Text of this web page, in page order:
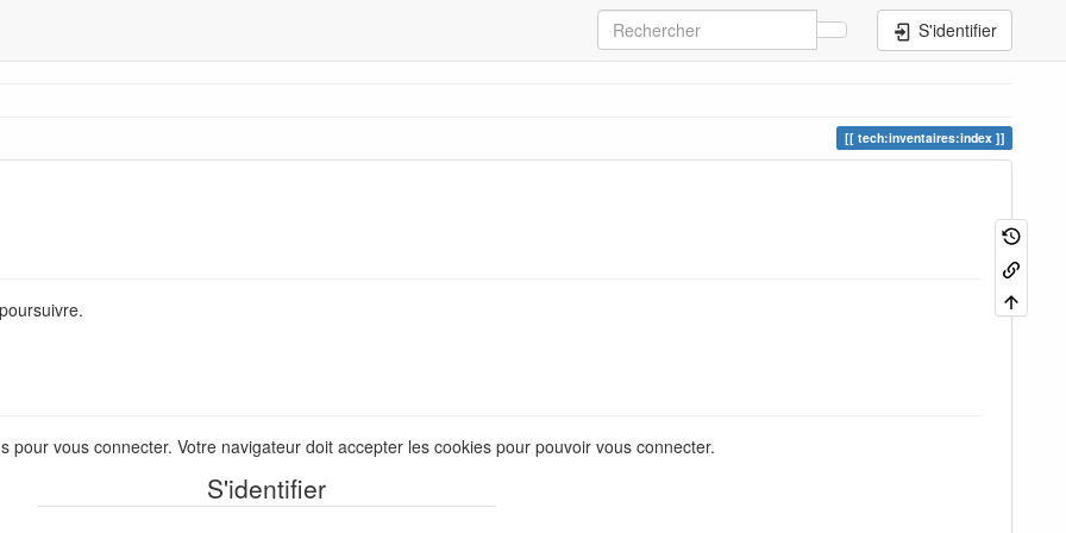
S'identifier
tech:inventaires:index
vous connecter. Votre navigateur doit accepter les cookies pour pouvoir vous connecter.
S'identifier